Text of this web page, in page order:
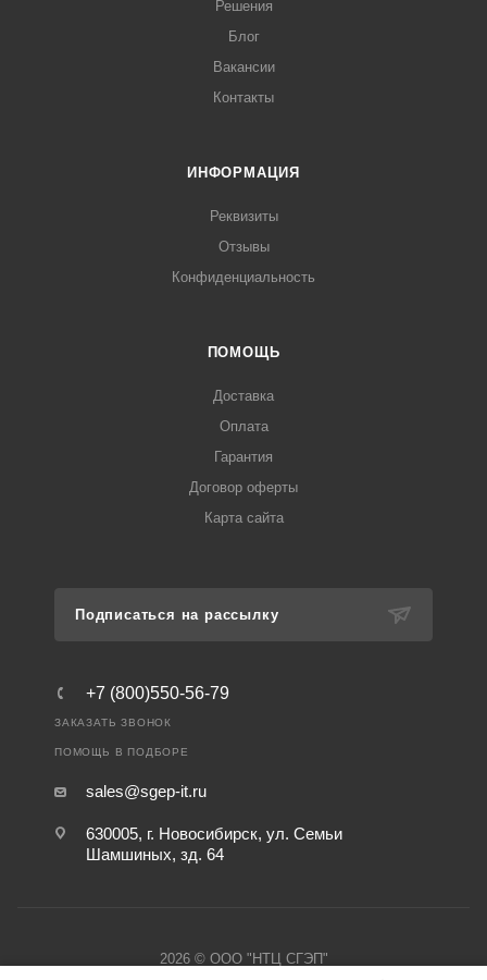
Решения
Блог
Вакансии
Контакты
ИНФОРМАЦИЯ
Реквизиты
Отзывы
Конфиденциальность
ПОМОЩЬ
Доставка
Оплата
Гарантия
Договор оферты
Карта сайта
Подписаться на рассылку
+7 (800)550-56-79
ЗАКАЗАТЬ ЗВОНОК
ПОМОЩЬ В ПОДБОРЕ
sales@sgep-it.ru
630005, г. Новосибирск, ул. Семьи
Шамшиных, зд. 64
2026 © ООО "НТЦ СГЭП"